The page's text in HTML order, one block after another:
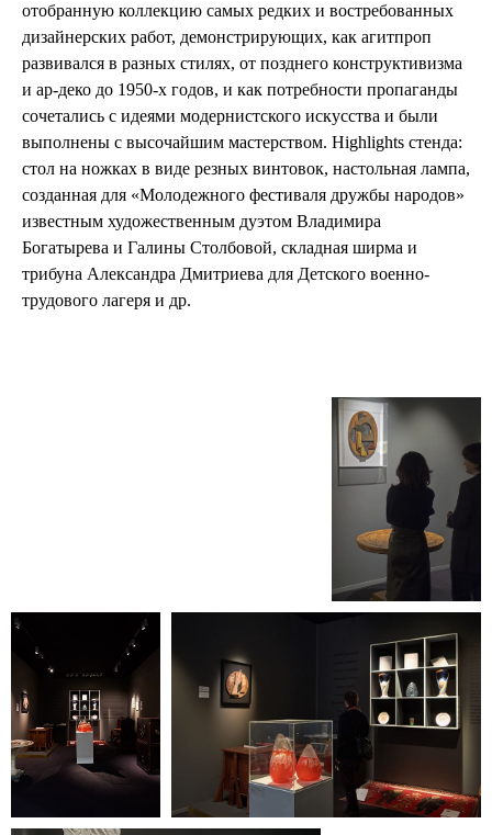
отобранную коллекцию самых редких и востребованных
дизайнерских работ, демонстрирующих, как агитпроп
развивался в разных стилях, от позднего конструктивизма
и ар-деко до 1950-х годов, и как потребности пропаганды
сочетались с идеями модернистского искусства и были
выполнены с высочайшим мастерством. Highlights стенда:
стол на ножках в виде резных винтовок, настольная лампа,
созданная для «Молодежного фестиваля дружбы народов»
известным художественным дуэтом Владимира
Богатырева и Галины Столбовой, складная ширма и
трибуна Александра Дмитриева для Детского военно-
трудового лагеря и др.